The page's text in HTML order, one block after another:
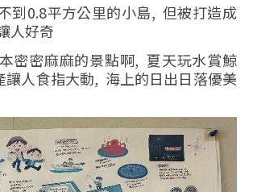
到0.8平方公里的小島, 但被打造成
人好奇
密密麻麻的景點啊, 夏天玩水賞鯨
讓人食指大動, 海上的日出日落優美